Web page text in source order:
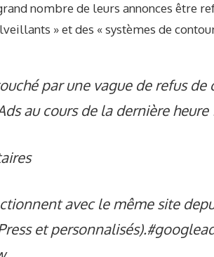
nombre de leurs annonces être
» et des « systèmes de
par une vague de refus
au cours de la dernière heure
avec le même site
et personnalisés).